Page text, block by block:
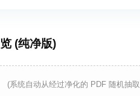
(纯净版)
(系统自动从经过净化的 PDF 随机抽